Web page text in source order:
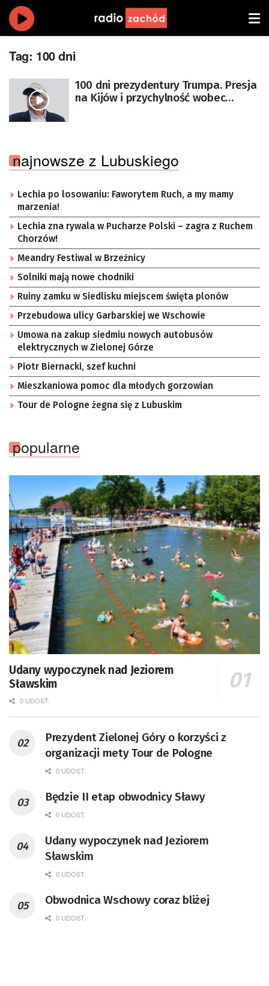
Tag: 100 dni
100 dni prezydentury Trumpa. Presja
na Kijów i przychylność wobec
najnowsze z Lubuskiego
Lechia po losowaniu: Faworytem Ruch, a my mamy
marzenia!
Lechia zna rywala w Pucharze Polski – zagra z Ruchem
Chorzów!
Meandry Festiwal w Brzeźnicy
Solniki mają nowe chodniki
Ruiny zamku w Siedlisku miejscem święta plonów
Przebudowa ulicy Garbarskiej we Wschowie
Umowa na zakup siedmiu nowych autobusów
elektrycznych w Zielonej Górze
Piotr Biernacki, szef kuchni
Mieszkaniowa pomoc dla młodych gorzowian
Tour de Pologne żegna się z Lubuskim
popularne
Udany wypoczynek nad Jeziorem
Sławskim
0 UDOST.
Prezydent Zielonej Góry o korzyści z
organizacji mety Tour de Pologne
0 UDOST.
Będzie II etap obwodnicy Sławy
0 UDOST.
Udany wypoczynek nad Jeziorem
Sławskim
0 UDOST.
Obwodnica Wschowy coraz bliżej
0 UDOST.